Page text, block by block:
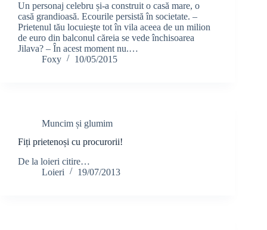
Un personaj celebru și-a construit o casă mare, o
casă grandioasă. Ecourile persistă în societate. –
Prietenul tău locuieşte tot în vila aceea de un milion
de euro din balconul căreia se vede închisoarea
Jilava? – În acest moment nu.…
Foxy
10/05/2015
Muncim și glumim
Fiți prietenoși cu procurorii!
De la loieri citire…
Loieri
19/07/2013